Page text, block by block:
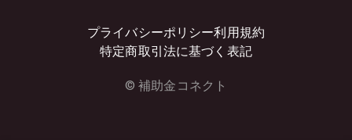
プライバシーポリシー利用規約
特定商取引法に基づく表記
© 補助金コネクト